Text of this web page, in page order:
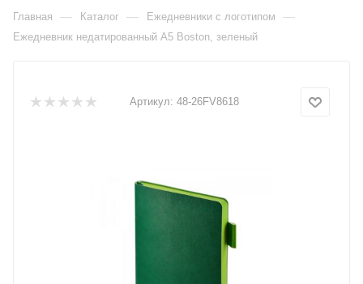
Главная — Каталог — Ежедневники c логотипом —
Ежедневник недатированный А5 Boston, зеленый
Артикул: 48-26FV8618